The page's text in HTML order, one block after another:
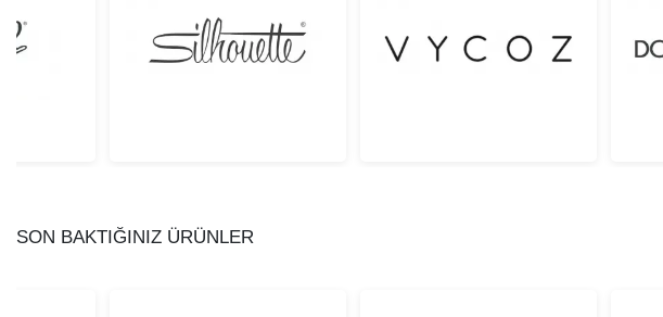
SON BAKTIĞINIZ ÜRÜNLER